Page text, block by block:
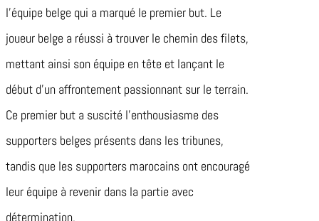
l’équipe belge qui a marqué le premier but. Le
joueur belge a réussi à trouver le chemin des filets,
mettant ainsi son équipe en tête et lançant le
début d’un affrontement passionnant sur le terrain.
Ce premier but a suscité l’enthousiasme des
supporters belges présents dans les tribunes,
tandis que les supporters marocains ont encouragé
leur équipe à revenir dans la partie avec
détermination.